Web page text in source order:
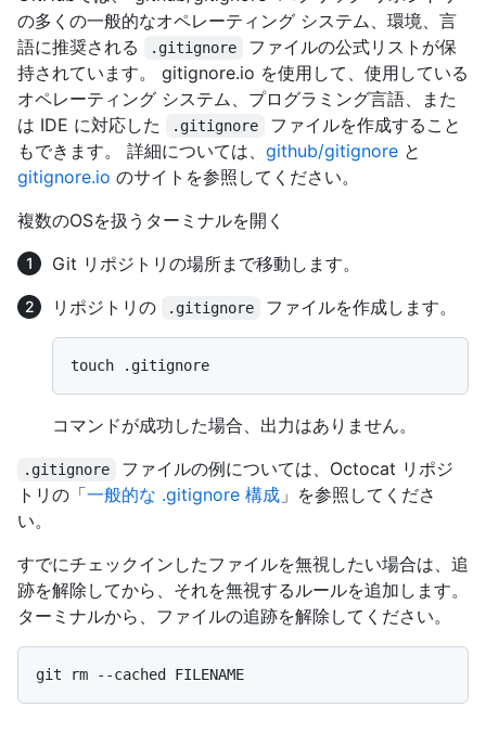
の多くの一般的なオペレーティング システム、環境、言
語に推奨される
.gitignore
ファイルの公式リストが保
持されています。 gitignore.io を使用して、使用している
オペレーティング システム、プログラミング言語、また
は IDE に対応した
.gitignore
ファイルを作成すること
もできます。 詳細については、 github/gitignore と
gitignore.io のサイトを参照してください。
複数のOSを扱うターミナルを開く
Git リポジトリの場所まで移動します。
リポジトリの
.gitignore ファイルを作成します。
コマンドが成功した場合、出力はありません。
.gitignore
ファイルの例については、Octocat リポジ
トリの「一般的な .gitignore 構成 」を参照してくださ
い。
すでにチェックインしたファイルを無視したい場合は、追
跡を解除してから、それを無視するルールを追加します。
ターミナルから、ファイルの追跡を解除してください。